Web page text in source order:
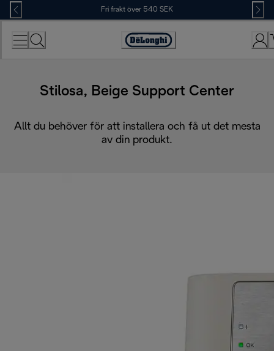
Skip
to
Content
Fri frakt över 540 SEK
Accessibility
Stilosa, Beige Support Center
Allt du behöver för att installera och få ut det mesta
av din produkt.